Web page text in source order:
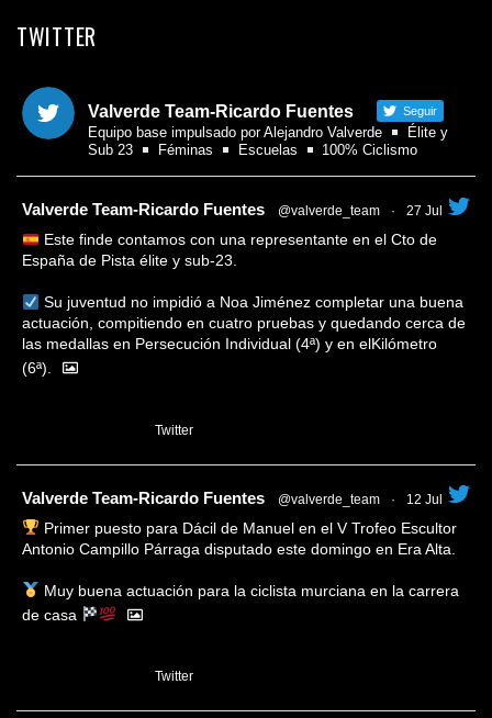
TWITTER
Valverde Team-Ricardo Fuentes Seguir
Equipo base impulsado por Alejandro Valverde
Élite y
Sub 23
Féminas Escuelas 100% Ciclismo
Valverde Team-Ricardo Fuentes @valverde_team · 27 Jul
Este finde contamos con una representante en el Cto de
España de Pista élite y sub-23.
Su juventud no impidió a Noa Jiménez completar una buena
actuación, compitiendo en cuatro pruebas y quedando cerca de
las medallas en Persecución Individual (4ª) y en elKilómetro
(6ª).
Twitter
Valverde Team-Ricardo Fuentes @valverde_team · 12 Jul
Primer puesto para Dácil de Manuel en el V Trofeo Escultor
Antonio Campillo Párraga disputado este domingo en Era Alta.
Muy buena actuación para la ciclista murciana en la carrera
de casa
Twitter